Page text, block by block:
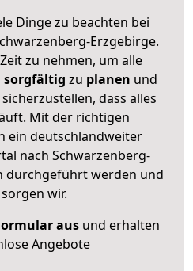
Dinge zu beachten bei
Erzgebirge.
zu nehmen, um alle
sorgfältig zu planen und
dass alles
Mit der richtigen
ein deutschlandweiter
nach Schwarzenberg-
durchgeführt werden und
wir.
ausund erhalten
Angebote